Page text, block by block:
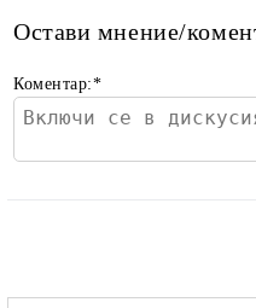
Остави мнение/
Коментар:*